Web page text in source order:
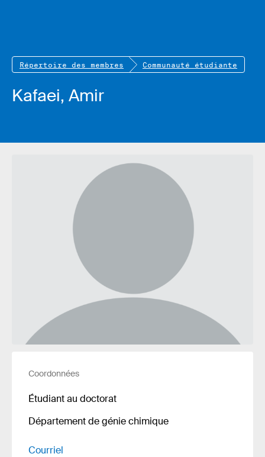
Répertoire des membres Communauté étudiante
Kafaei, Amir
Coordonnées
Étudiant au doctorat
Département de génie chimique
Courriel